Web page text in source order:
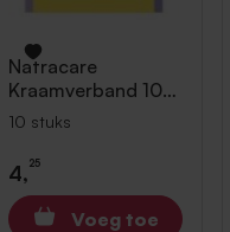
Natracare
Kraamverband 10
stuks
10 stuks
4,25
Voeg toe